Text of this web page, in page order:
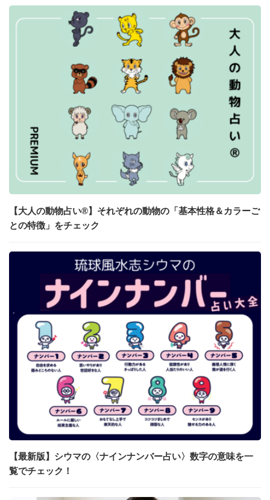
【大人の動物占い®】それぞれの動物の「基本性格＆カラーご
との特徴」をチェック
【最新版】シウマの〈ナインナンバー占い〉数字の意味を一
覧でチェック！